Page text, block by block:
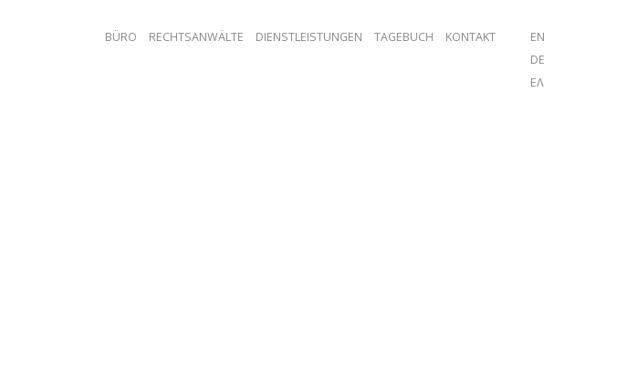
EN
DE
ΕΛ
BÜRO RECHTSANWÄLTE DIENSTLEISTUNGEN TAGEBUCH KONTAKT